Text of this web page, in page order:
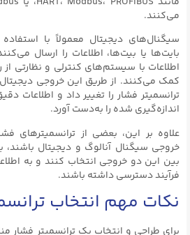
می‌کنند.
سیگنال‌های دیجیتال معمولاً با
بایت‌ها یا بیت‌ها، اطلاعات را ارسال
اطلاعات با سیستم‌های کنترلی و نظارتی
کمک می‌کنند. از طریق این خروجی
ترانسمیتر فشار را تغییر داد و اطلاعات
اندازه‌گیری شده را به‌دست آورد.
علاوه بر این، بعضی از ترانسمیترهای
خروجی سیگنال آنالوگ و دیجیتال باشند،
بین این دو خروجی انتخاب کنند و به
فرآیند دسترسی داشته باشند.
نکات مهم انتخاب
برای طراحی و انتخاب یک ترانسمیتر فشار